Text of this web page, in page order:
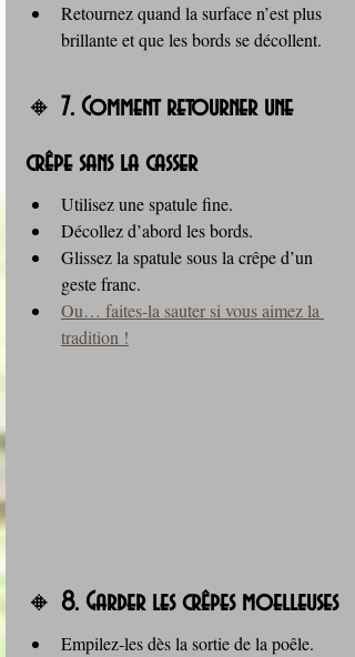
Retournez quand la surface n’est plus
brillante et que les bords se décollent.
🔸 7. Comment retourner une
crêpe sans la casser
Utilisez une spatule fine.
Décollez d’abord les bords.
Glissez la spatule sous la crêpe d’un
geste franc.
Ou… faites-la sauter si vous aimez la
tradition !
🔸 8. Garder les crêpes moelleuses
Empilez-les dès la sortie de la poêle.